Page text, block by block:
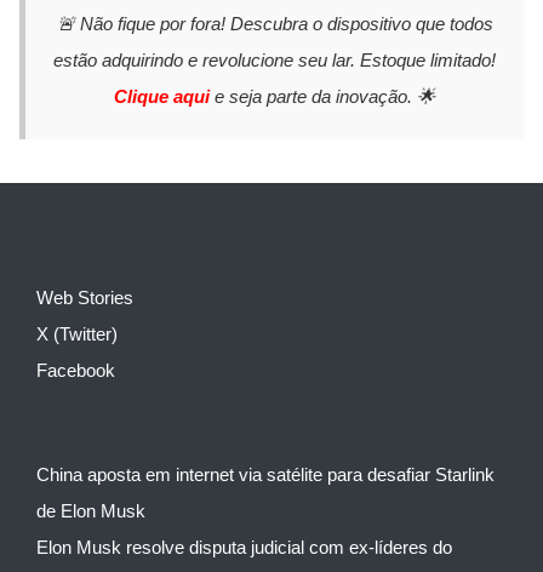
🚨 Não fique por fora! Descubra o dispositivo que todos
estão adquirindo e revolucione seu lar. Estoque limitado!
Clique aquie seja parte da inovação. 🌟
Web Stories
X (Twitter)
Facebook
China aposta em internet via satélite para desafiar Starlink
de Elon Musk
Elon Musk resolve disputa judicial com ex-líderes do